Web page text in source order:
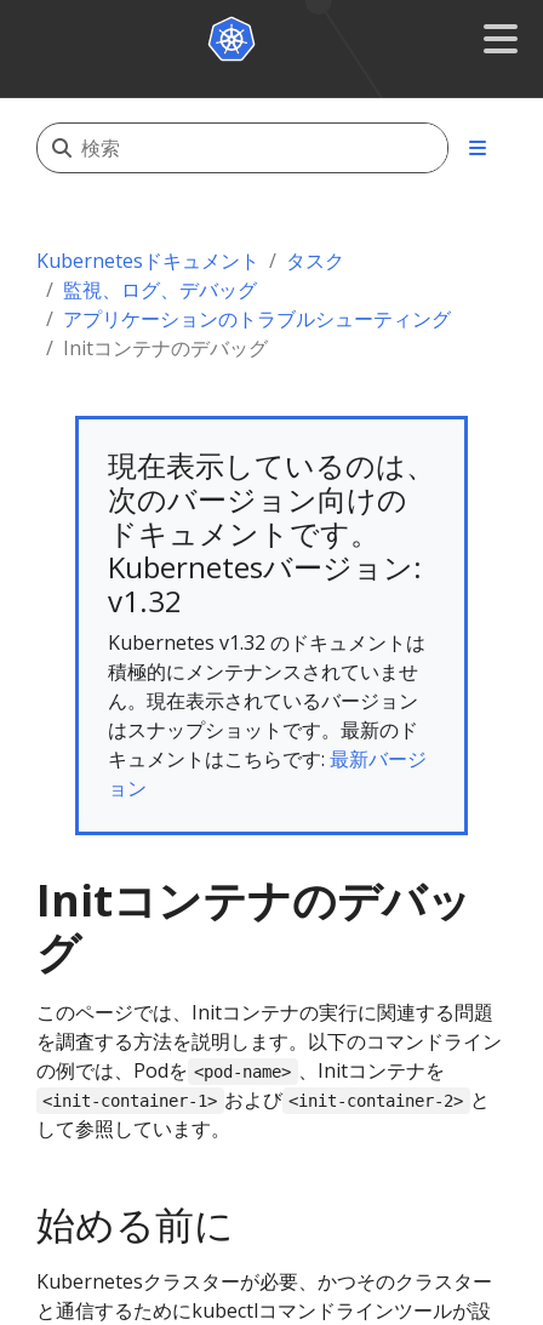
Kubernetesドキュメント
タスク
監視、ログ、デバッグ
アプリケーションのトラブルシューティング
Initコンテナのデバッグ
現在表示しているのは、
次のバージョン向けの
ドキュメントです。
Kubernetesバージョン:
v1.32
Kubernetes v1.32 のドキュメントは
積極的にメンテナンスされていませ
ん。現在表示されているバージョン
はスナップショットです。最新のド
キュメントはこちらです: 最新バージ
ョン
Initコンテナのデバッ
グ
このページでは、Initコンテナの実行に関連する問題
を調査する方法を説明します。以下のコマンドライン
の例では、Podを <pod-name> 、Initコンテナを
<init-container-1> および <init-container-2> と
して参照しています。
始める前に
Kubernetesクラスターが必要、かつそのクラスター
と通信するためにkubectlコマンドラインツールが設